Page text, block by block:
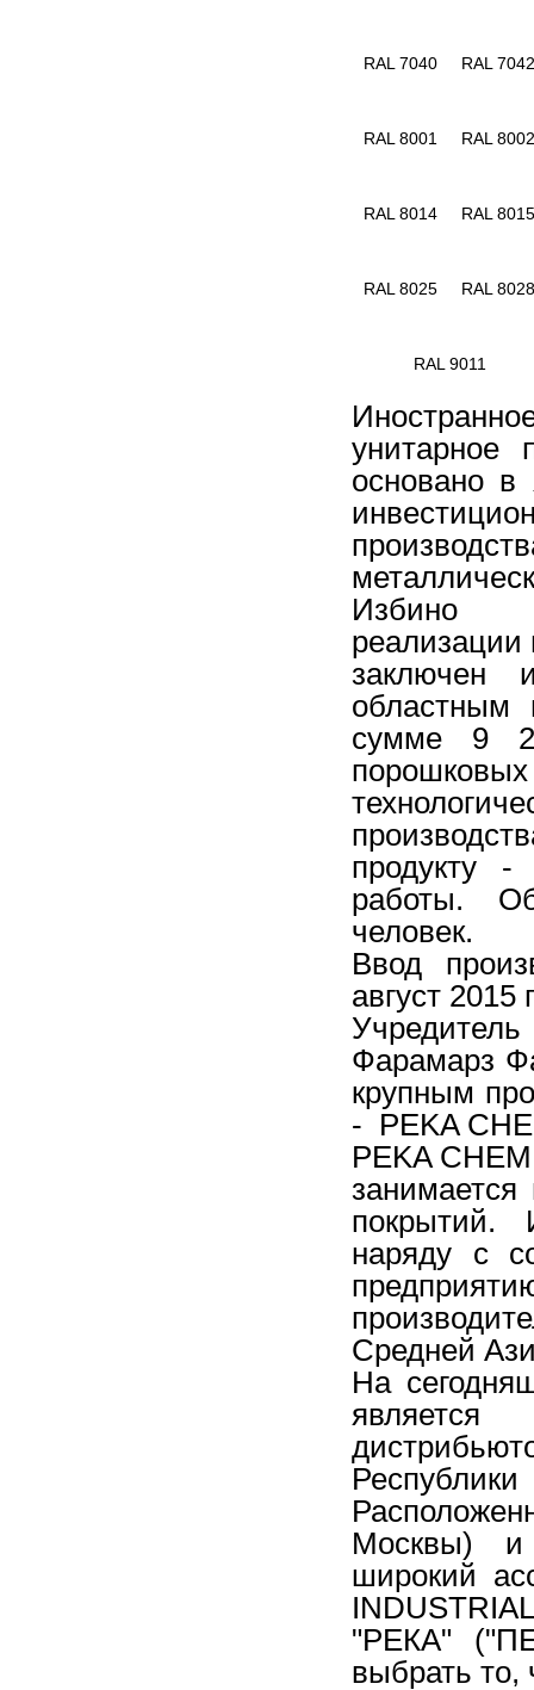
RAL 7040 RAL 7042
RAL 8001 RAL 8002
RAL 8014 RAL 8015
RAL 8025 RAL 8028
RAL 9011
унитарное
основано в
Избино
реализации
заключен
областным
сумме 9
продукту
работы.
человек.
Ввод
август 2015
Фарамарз
крупным
- PEKA
PEKA
покрытий.
наряду с
Средней
На
Москвы) и
широкий
"РЕКА"
выбрать то,